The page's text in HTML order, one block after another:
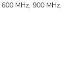
MHz, 900 MHz,